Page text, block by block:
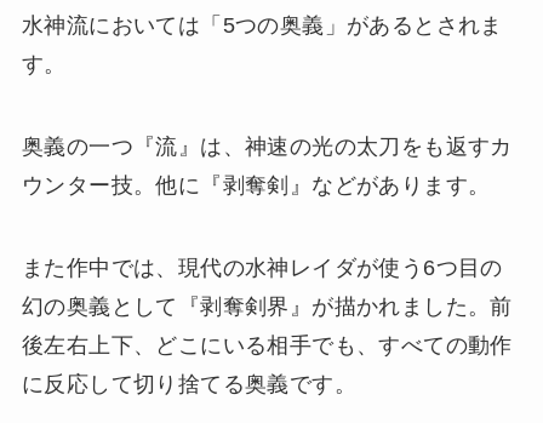
水神流においては「5つの奥義」があるとされま
す。
奥義の一つ『流』は、神速の光の太刀をも返すカ
ウンター技。他に『剥奪剣』などがあります。
また作中では、現代の水神レイダが使う6つ目の
幻の奥義として『剥奪剣界』が描かれました。前
後左右上下、どこにいる相手でも、すべての動作
に反応して切り捨てる奥義です。